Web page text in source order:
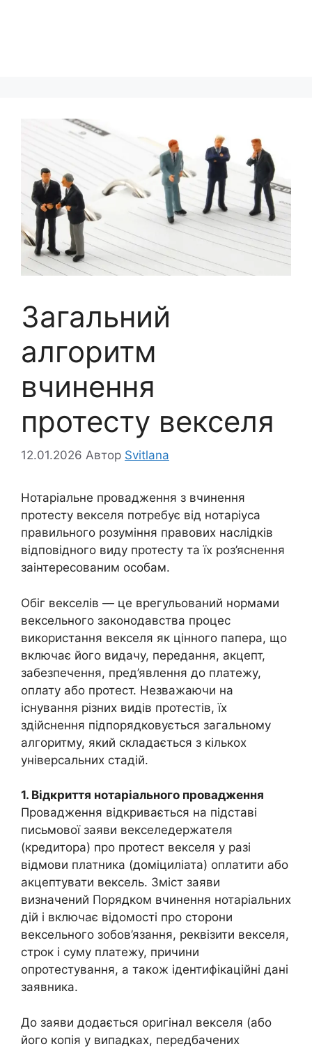
Загальний
алгоритм
вчинення
протесту векселя
12.01.2026 Автор Svitlana
Нотаріальне провадження з вчинення
протесту векселя потребує від нотаріуса
правильного розуміння правових наслідків
відповідного виду протесту та їх роз’яснення
заінтересованим особам.
Обіг векселів — це врегульований нормами
вексельного законодавства процес
використання векселя як цінного папера, що
включає його видачу, передання, акцепт,
забезпечення, пред’явлення до платежу,
оплату або протест. Незважаючи на
існування різних видів протестів, їх
здійснення підпорядковується загальному
алгоритму, який складається з кількох
універсальних стадій.
1. Відкриття нотаріального провадження
Провадження відкривається на підставі
письмової заяви векселедержателя
(кредитора) про протест векселя у разі
відмови платника (доміциліата) оплатити або
акцептувати вексель. Зміст заяви
визначений Порядком вчинення нотаріальних
дій і включає відомості про сторони
вексельного зобов’язання, реквізити векселя,
строк і суму платежу, причини
опротестування, а також ідентифікаційні дані
заявника.
До заяви додається оригінал векселя (або
його копія у випадках, передбачених